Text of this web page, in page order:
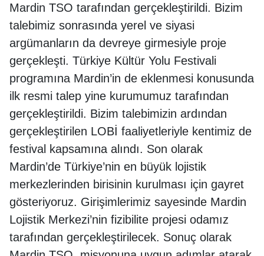
Mardin TSO tarafından gerçekleştirildi. Bizim
talebimiz sonrasında yerel ve siyasi
argümanların da devreye girmesiyle proje
gerçekleşti. Türkiye Kültür Yolu Festivali
programına Mardin’in de eklenmesi konusunda
ilk resmi talep yine kurumumuz tarafından
gerçekleştirildi. Bizim talebimizin ardından
gerçekleştirilen LOBİ faaliyetleriyle kentimiz de
festival kapsamına alındı. Son olarak
Mardin’de Türkiye’nin en büyük lojistik
merkezlerinden birisinin kurulması için gayret
gösteriyoruz. Girişimlerimiz sayesinde Mardin
Lojistik Merkezi’nin fizibilite projesi odamız
tarafından gerçekleştirilecek. Sonuç olarak